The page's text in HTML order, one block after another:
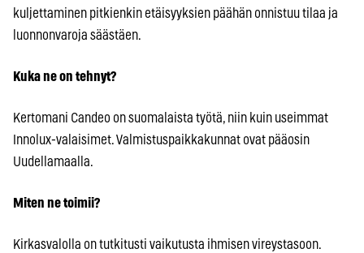
kuljettaminen pitkienkin etäisyyksien päähän onnistuu tilaa ja
luonnonvaroja säästäen.
Kuka ne on tehnyt?
Kertomani Candeo on suomalaista työtä, niin kuin useimmat
Innolux-valaisimet. Valmistuspaikkakunnat ovat pääosin
Uudellamaalla.
Miten ne toimii?
Kirkasvalolla on tutkitusti vaikutusta ihmisen vireystasoon.